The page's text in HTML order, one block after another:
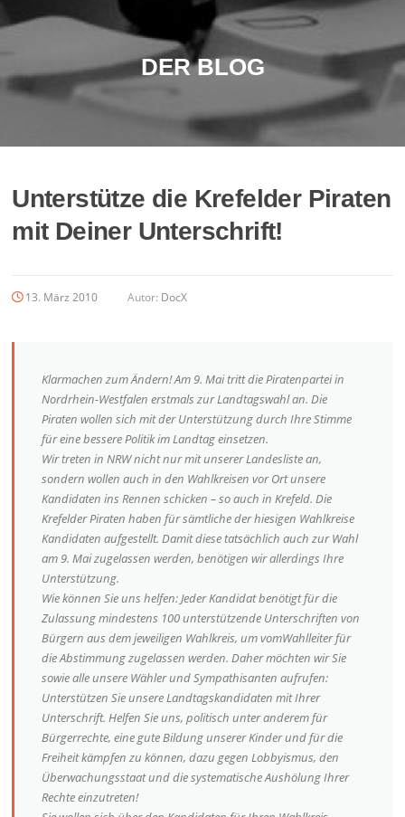
DER BLOG
Unterstütze die Krefelder Piraten
mit Deiner Unterschrift!
13. März 2010 Autor: DocX
Klarmachen zum Ändern! Am 9. Mai tritt die Piratenpartei in
Nordrhein-Westfalen erstmals zur Landtagswahl an. Die
Piraten wollen sich mit der Unterstützung durch Ihre Stimme
für eine bessere Politik im Landtag einsetzen.
Wir treten in NRW nicht nur mit unserer Landesliste an,
sondern wollen auch in den Wahlkreisen vor Ort unsere
Kandidaten ins Rennen schicken – so auch in Krefeld. Die
Krefelder Piraten haben für sämtliche der hiesigen Wahlkreise
Kandidaten aufgestellt. Damit diese tatsächlich auch zur Wahl
am 9. Mai zugelassen werden, benötigen wir allerdings Ihre
Unterstützung.
Wie können Sie uns helfen: Jeder Kandidat benötigt für die
Zulassung mindestens 100 unterstützende Unterschriften von
Bürgern aus dem jeweiligen Wahlkreis, um vomWahlleiter für
die Abstimmung zugelassen werden. Daher möchten wir Sie
sowie alle unsere Wähler und Sympathisanten aufrufen:
Unterstützen Sie unsere Landtagskandidaten mit Ihrer
Unterschrift. Helfen Sie uns, politisch unter anderem für
Bürgerrechte, eine gute Bildung unserer Kinder und für die
Freiheit kämpfen zu können, dazu gegen Lobbyismus, den
Überwachungsstaat und die systematische Aushölung Ihrer
Rechte einzutreten!